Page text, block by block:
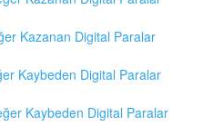
Kazanan Digital Paralar
Kaybeden Digital Paralar
Kaybeden Digital Paralar